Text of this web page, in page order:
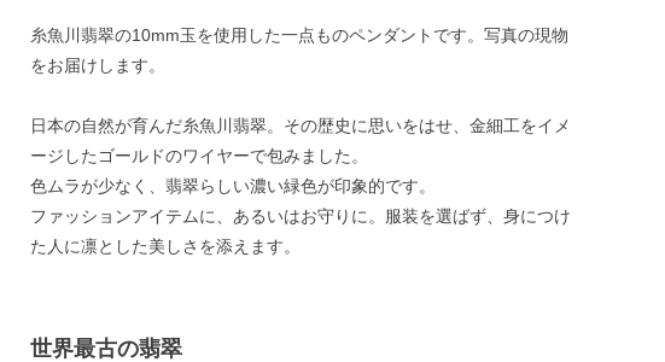
糸魚川翡翠の10mm玉を使用した一点ものペンダントです。写真の現物
をお届けします。
日本の自然が育んだ糸魚川翡翠。その歴史に思いをはせ、金細工をイメ
ージしたゴールドのワイヤーで包みました。
色ムラが少なく、翡翠らしい濃い緑色が印象的です。
ファッションアイテムに、あるいはお守りに。服装を選ばず、身につけ
た人に凛とした美しさを添えます。
世界最古の翡翠